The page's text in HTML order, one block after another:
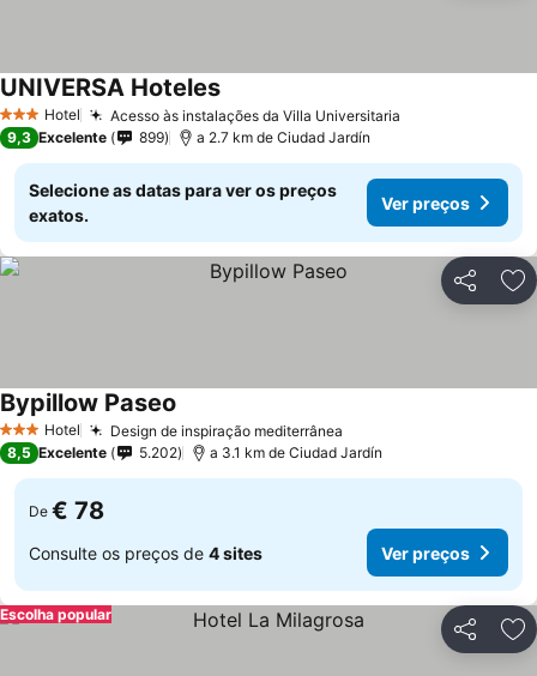
3 EstrelasHotel Acesso às instalações da Villa Universitaria
UNIVERSA Hoteles
9,3 Excelente 899 a 2.7 km de Ciudad Jardín
Selecione as datas para ver os preços
exatos.
Ver preços
Partilhar
3 EstrelasHotel Design de inspiração mediterrânea
Bypillow Paseo
8,5 Excelente 5.202 a 3.1 km de Ciudad Jardín
De € 78
Consulte os preços de 4 sites Ver preços
Partilhar
Escolha popular